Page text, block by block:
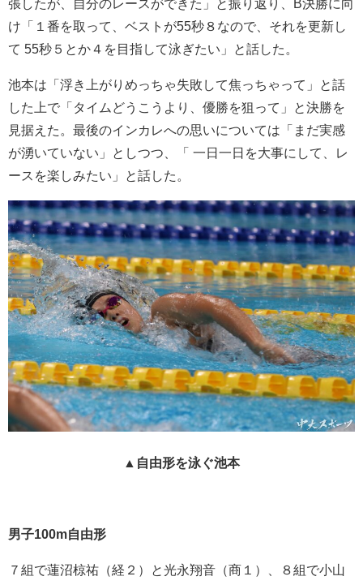
張したが、自分のレースができた」と振り返り、B決勝に向
け「１番を取って、ベストが55秒８なので、それを更新し
て 55秒５とか４を目指して泳ぎたい」と話した。
池本は「浮き上がりめっちゃ失敗して焦っちゃって」と話
した上で「タイムどうこうより、優勝を狙って」と決勝を
見据えた。最後のインカレへの思いについては「まだ実感
が湧いていない」としつつ、「 一日一日を大事にして、レ
ースを楽しみたい」と話した。
▲自由形を泳ぐ池本
男子100m自由形
７組で蓮沼椋祐（経２）と光永翔音（商１）、８組で小山